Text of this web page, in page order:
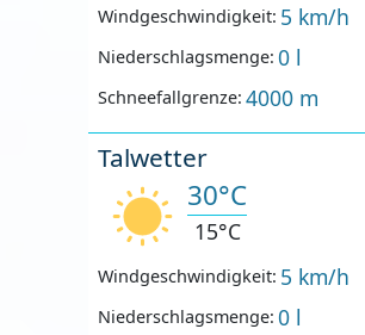
Windgeschwindigkeit: 5 km/h
Niederschlagsmenge: 0 l
Schneefallgrenze: 4000 m
Talwetter
30°C
15°C
Windgeschwindigkeit: 5 km/h
Niederschlagsmenge: 0 l